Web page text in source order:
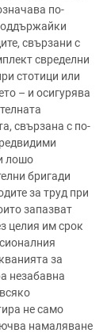
по-
свързани с
свределни
стотици или
– и осигурява
свързана с по-
лошо
бригади
за труд при
запазват
целия им срок
за
незабавна
не само
намаляване